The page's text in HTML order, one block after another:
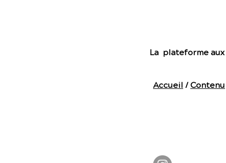
La plateforme aux
Accueil /Contenu